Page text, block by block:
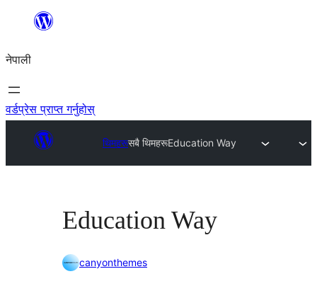
सामग्रीमा
नेपाली
वर्डप्रेस प्राप्त गर्नुहोस्
थिमहरूसबै थिमहरूEducation Way
Education Way
canyonthemes